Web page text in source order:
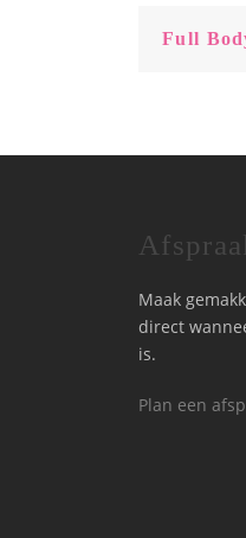
Full
Maak
direct
is.
Plan een